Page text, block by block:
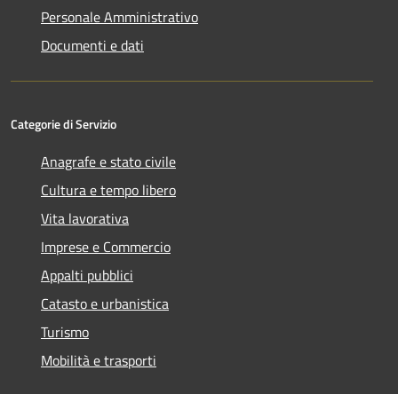
Personale Amministrativo
Documenti e dati
Categorie di Servizio
Anagrafe e stato civile
Cultura e tempo libero
Vita lavorativa
Imprese e Commercio
Appalti pubblici
Catasto e urbanistica
Turismo
Mobilità e trasporti